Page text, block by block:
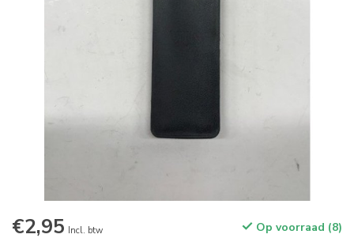
€2,95 Incl. btw Op voorraad (8)